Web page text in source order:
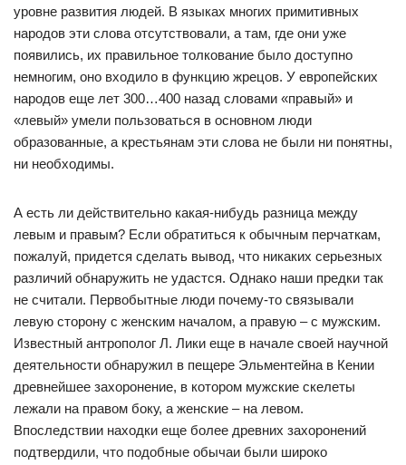
уровне развития людей. В языках многих примитивных
народов эти слова отсутствовали, а там, где они уже
появились, их правильное толкование было доступно
немногим, оно входило в функцию жрецов. У европейских
народов еще лет 300…400 назад словами «правый» и
«левый» умели пользоваться в основном люди
образованные, а крестьянам эти слова не были ни понятны,
ни необходимы.
А есть ли действительно какая-нибудь разница между
левым и правым? Если обратиться к обычным перчаткам,
пожалуй, придется сделать вывод, что никаких серьезных
различий обнаружить не удастся. Однако наши предки так
не считали. Первобытные люди почему-то связывали
левую сторону с женским началом, а правую – с мужским.
Известный антрополог Л. Лики еще в начале своей научной
деятельности обнаружил в пещере Эльментейна в Кении
древнейшее захоронение, в котором мужские скелеты
лежали на правом боку, а женские – на левом.
Впоследствии находки еще более древних захоронений
подтвердили, что подобные обычаи были широко